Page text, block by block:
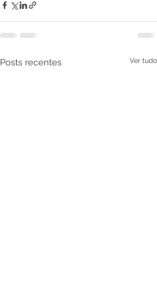
Posts recentes Ver tudo